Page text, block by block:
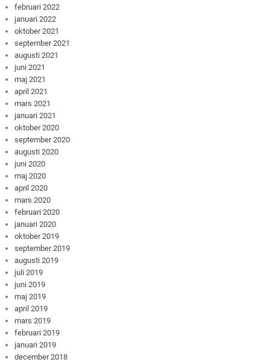
februari 2022
januari 2022
oktober 2021
september 2021
augusti 2021
juni 2021
maj 2021
april 2021
mars 2021
januari 2021
oktober 2020
september 2020
augusti 2020
juni 2020
maj 2020
april 2020
mars 2020
februari 2020
januari 2020
oktober 2019
september 2019
augusti 2019
juli 2019
juni 2019
maj 2019
april 2019
mars 2019
februari 2019
januari 2019
december 2018